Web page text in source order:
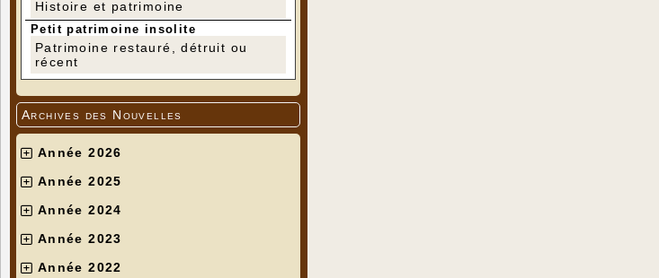
Histoire et patrimoine
Petit patrimoine insolite
Patrimoine restauré, détruit ou
récent
Archives des Nouvelles
Année 2026
Année 2025
Année 2024
Année 2023
Année 2022